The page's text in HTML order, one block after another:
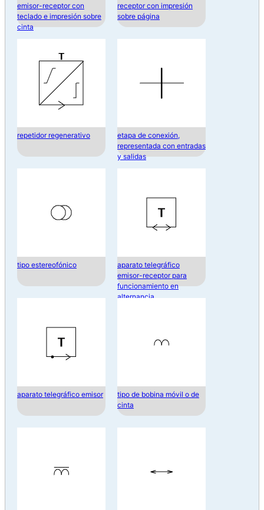
emisor-receptor con
teclado e impresión sobre
cinta
receptor con impresión
sobre página
repetidor regenerativo
etapa de conexión,
representada con entradas
y salidas
tipo estereofónico
aparato telegráfico
emisor-receptor para
funcionamiento en
alternancia
aparato telegráfico emisor
tipo de bobina móvil o de
cinta